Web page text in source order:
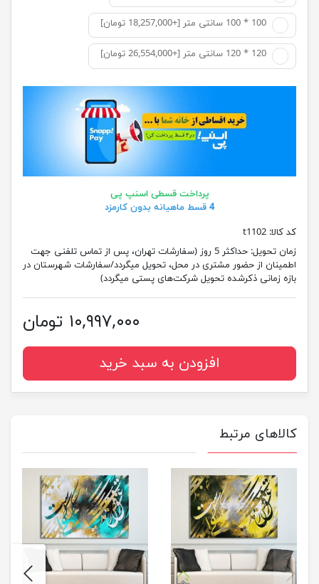
100 * 100 سانتی متر [+18,257,000 تومان]
120 * 120 سانتی متر [+26,554,000 تومان]
پرداخت قسطی اسنپ پی
4 قسط ماهیانه بدون کارمزد
کد کالا: t1102
زمان تحویل:
حداکثر 5 روز (سفارشات تهران، پس از تماس تلفنی جهت
اطمینان از حضور مشتری در محل، تحویل میگردد/سفارشات شهرستان در
بازه زمانی ذکرشده تحویل شرکت‌های پستی میگردد)
۱۰,۹۹۷,۰۰۰ تومان
افزودن به سبد خرید
کالاهای مرتبط
previus